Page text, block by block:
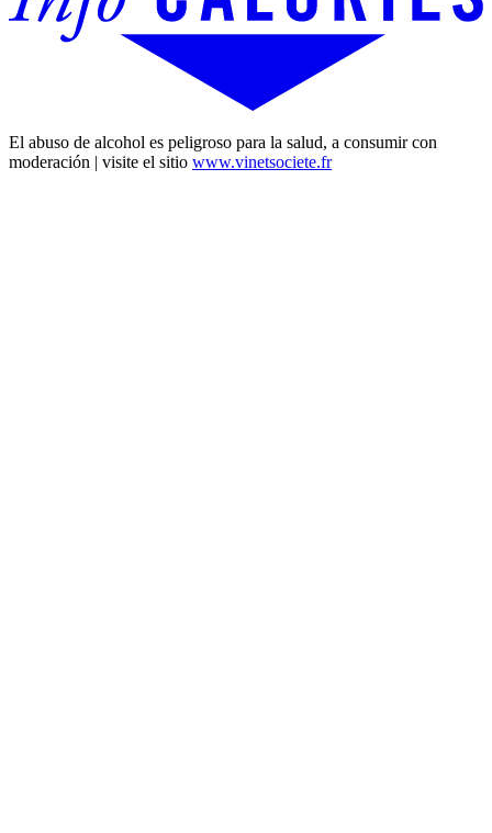
El abuso de alcohol es peligroso para la salud, a consumir con
moderación | visite el sitio www.vinetsociete.fr